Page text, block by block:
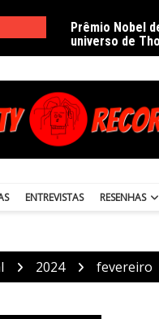
Prêmio Nobel
universo de
ENTREVISTAS RESENHAS
2024 fevereiro